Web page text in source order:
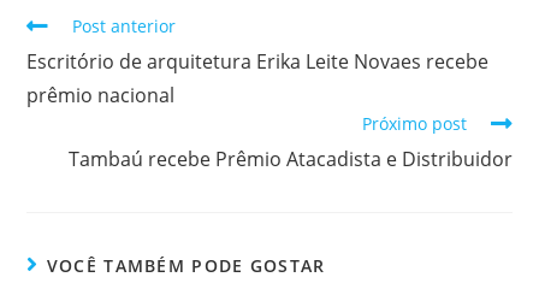
Post anterior
Escritório de arquitetura Erika Leite Novaes recebe
prêmio nacional
Próximo post
Tambaú recebe Prêmio Atacadista e Distribuidor
VOCÊ TAMBÉM PODE GOSTAR